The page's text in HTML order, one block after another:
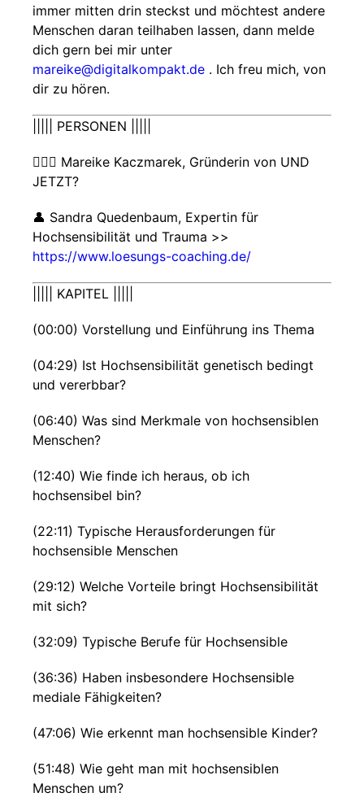
immer mitten drin steckst und möchtest andere
Menschen daran teilhaben lassen, dann melde
dich gern bei mir unter
mareike@digitalkompakt.de . Ich freu mich, von
dir zu hören.
||||| PERSONEN |||||
🙋🏻‍♀️ Mareike Kaczmarek, Gründerin von UND
JETZT?
👤 Sandra Quedenbaum, Expertin für
Hochsensibilität und Trauma >>
https://www.loesungs-coaching.de/
||||| KAPITEL |||||
(00:00) Vorstellung und Einführung ins Thema
(04:29) Ist Hochsensibilität genetisch bedingt
und vererbbar?
(06:40) Was sind Merkmale von hochsensiblen
Menschen?
(12:40) Wie finde ich heraus, ob ich
hochsensibel bin?
(22:11) Typische Herausforderungen für
hochsensible Menschen
(29:12) Welche Vorteile bringt Hochsensibilität
mit sich?
(32:09) Typische Berufe für Hochsensible
(36:36) Haben insbesondere Hochsensible
mediale Fähigkeiten?
(47:06) Wie erkennt man hochsensible Kinder?
(51:48) Wie geht man mit hochsensiblen
Menschen um?